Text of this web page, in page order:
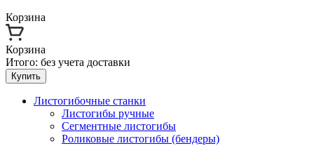
Корзина
Корзина
Итого: без учета доставки
Купить
Листогибочные станки
Листогибы ручные
Сегментные листогибы
Роликовые листогибы (бендеры)